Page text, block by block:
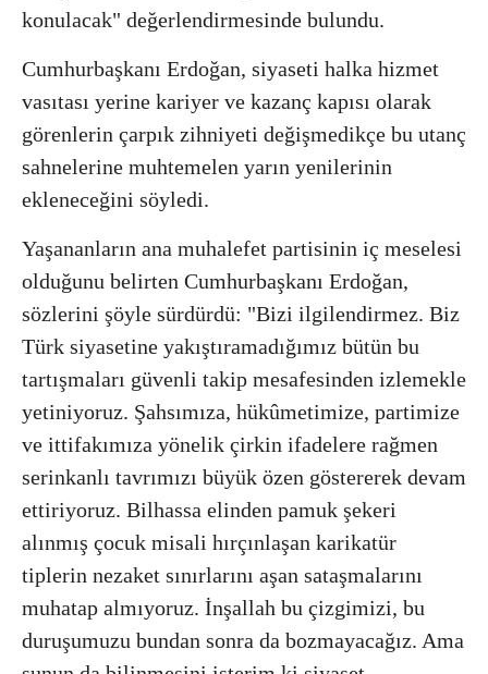
konulacak" değerlendirmesinde bulundu.
Cumhurbaşkanı Erdoğan, siyaseti halka hizmet
vasıtası yerine kariyer ve kazanç kapısı olarak
görenlerin çarpık zihniyeti değişmedikçe bu utanç
sahnelerine muhtemelen yarın yenilerinin
ekleneceğini söyledi.
Yaşananların ana muhalefet partisinin iç meselesi
olduğunu belirten Cumhurbaşkanı Erdoğan,
sözlerini şöyle sürdürdü: "Bizi ilgilendirmez. Biz
Türk siyasetine yakıştıramadığımız bütün bu
tartışmaları güvenli takip mesafesinden izlemekle
yetiniyoruz. Şahsımıza, hükûmetimize, partimize
ve ittifakımıza yönelik çirkin ifadelere rağmen
serinkanlı tavrımızı büyük özen göstererek devam
ettiriyoruz. Bilhassa elinden pamuk şekeri
alınmış çocuk misali hırçınlaşan karikatür
tiplerin nezaket sınırlarını aşan sataşmalarını
muhatap almıyoruz. İnşallah bu çizgimizi, bu
duruşumuzu bundan sonra da bozmayacağız. Ama